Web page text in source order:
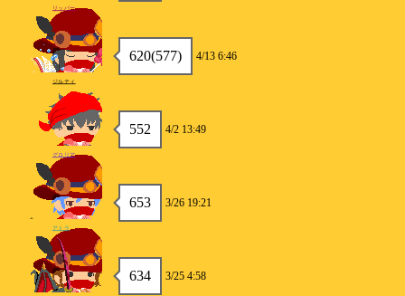
リッパー
620(577) 4/13 6:46
ジルティ
552 4/2 13:49
グロリア
653 3/26 19:21
アトラ
634 3/25 4:58